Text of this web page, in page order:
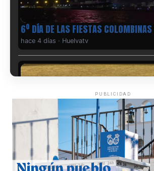
6º DÍA DE LAS FIESTAS
hace 4 días · Huelvatv
QUINTA CORRIDA DE LAS FIESTAS
2026
PUBLICIDAD